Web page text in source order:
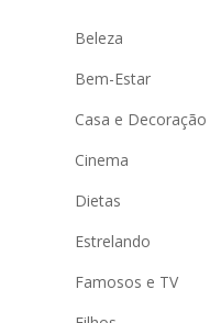
Beleza
Bem-Estar
Casa e Decoração
Cinema
Dietas
Estrelando
Famosos e TV